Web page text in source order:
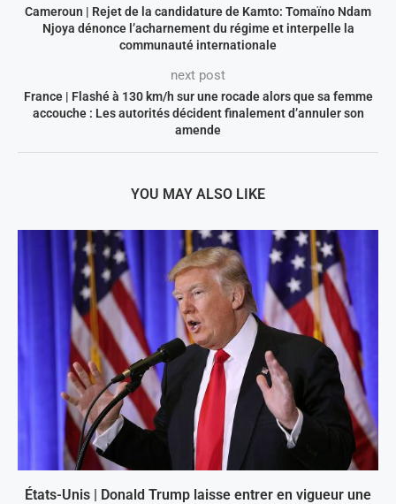
Cameroun | Rejet de la candidature de Kamto: Tomaïno Ndam
Njoya dénonce l’acharnement du régime et interpelle la
communauté internationale
next post
France | Flashé à 130 km/h sur une rocade alors que sa femme
accouche : Les autorités décident finalement d’annuler son
amende
YOU MAY ALSO LIKE
États-Unis | Donald Trump laisse entrer en vigueur une